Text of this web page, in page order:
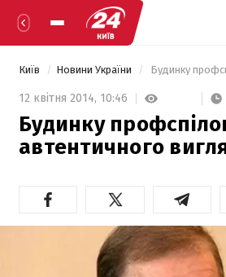
Київ Новини України
12 квітня 2014, 10:46
Будинку
автентичного